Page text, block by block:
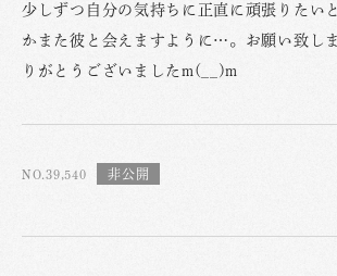
少しずつ自分の気持ちに正直に頑張りたい
かまた彼と会えますように…。お願い致し
りがとうございましたm(__)m
NO.39,540